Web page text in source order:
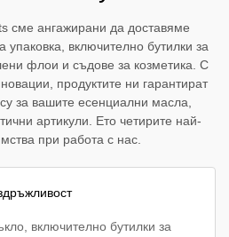
сме ангажирани да доставяме
включително бутилки за
флои и съдове за козметика. С
продуктите ни гарантират
за вашите есенциални масла,
артикули. Ето четирите най-
при работа с нас.
включително бутилки за